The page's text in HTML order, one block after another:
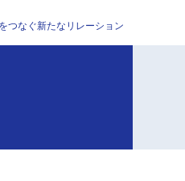
つなぐ新たなリレーション